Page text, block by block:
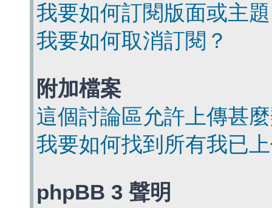
我要如何訂閱版面或主
我要如何取消訂閱？
附加檔案
這個討論區允許上傳甚
我要如何找到所有我已
phpBB 3 聲明